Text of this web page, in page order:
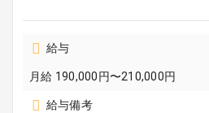
給与
月給 190,000円〜210,000円
給与備考